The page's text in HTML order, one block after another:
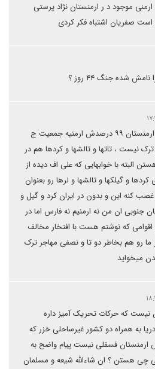
ارمنی موجود د ر ارمنستان نژاد پرستی
است صفریان اشتباه فکر کردی
شده جنگ ۴۴ روز ؟
باز خوبه جمعیت ارمنستان ۹۹ درصدش ارمنیه جمعیت ج
درصدش هم ترک نیست ، تاتها و تالشها و کردها هم در
البته با خوابهایی که علی اف دیده از
و گیلکها و تالشها و لرها رو بعنوان
کنه این و بدون در ایران کرد و گیل و
جنوبی ان من نه ارمنیم نه فارس اما در
که نوشتم هست با افتخار مخالف
رو هم بخاطر دو تا و نصفی مهاجر ترک
میخواید
نیست که حرکات تحریک آمیز داره
دریا به همراه دو کشور غیرساحلی خزر که
فسقلی نیست پیام واضح به
چی هستن ؟ ان شاءالله شیعه و مسلمان